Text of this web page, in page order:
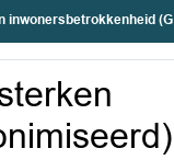
(Geanonimiseerd)